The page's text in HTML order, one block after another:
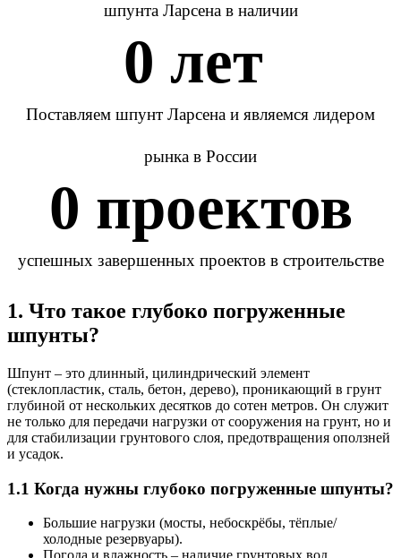
шпунта Ларсена в наличии
0 лет
Поставляем шпунт Ларсена и являемся лидером
рынка в России
0 проектов
успешных завершенных проектов в строительстве
1. Что такое глубоко погруженные
шпунты?
Шпунт – это длинный, цилиндрический элемент
(стеклопластик, сталь, бетон, дерево), проникающий в грунт
глубиной от нескольких десятков до сотен метров. Он служит
не только для передачи нагрузки от сооружения на грунт, но и
для стабилизации грунтового слоя, предотвращения оползней
и усадок.
1.1 Когда нужны глубоко погруженные шпунты?
Большие нагрузки (мосты, небоскрёбы, тёплые/
холодные резервуары).